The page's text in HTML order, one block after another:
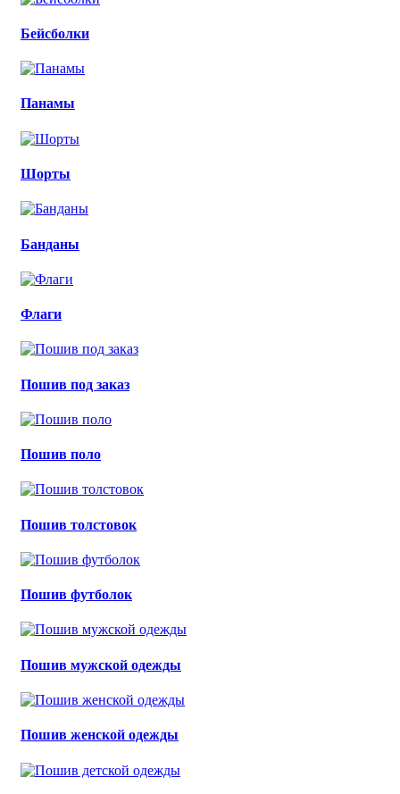
Бейсболки
Панамы
Шорты
Банданы
Флаги
Пошив под заказ
Пошив поло
Пошив толстовок
Пошив футболок
Пошив мужской одежды
Пошив женской одежды